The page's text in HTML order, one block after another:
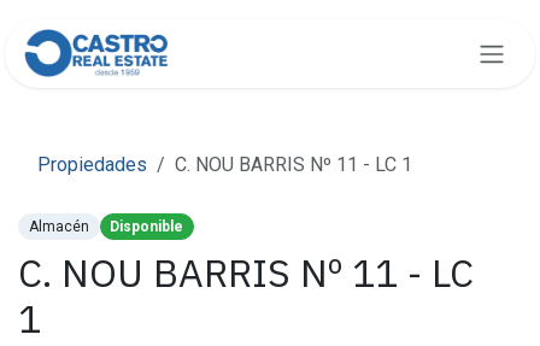
Propiedades C. NOU BARRIS Nº 11 - LC 1
Almacén Disponible
C. NOU BARRIS Nº 11 - LC
1